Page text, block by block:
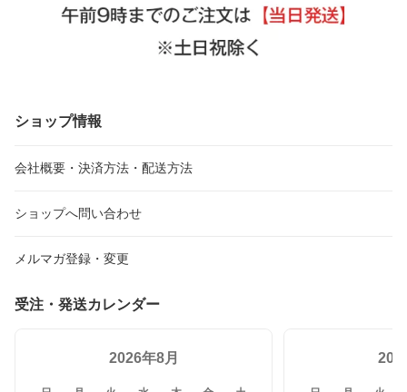
ショップ情報
会社概要・決済方法・配送方法
ショップへ問い合わせ
メルマガ登録・変更
受注・発送カレンダー
2026年8月